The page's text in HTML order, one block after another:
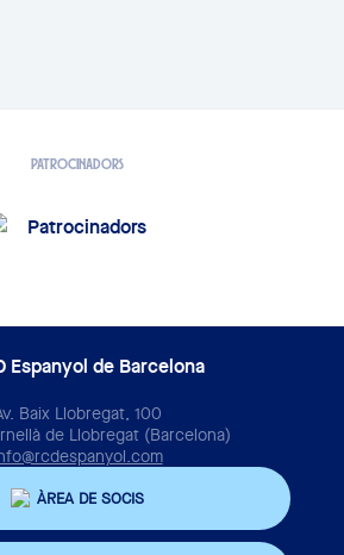
PATROCINADORS
Baix Llobregat, 100
de Llobregat (Barcelona)
ÀREA DE SOCIS